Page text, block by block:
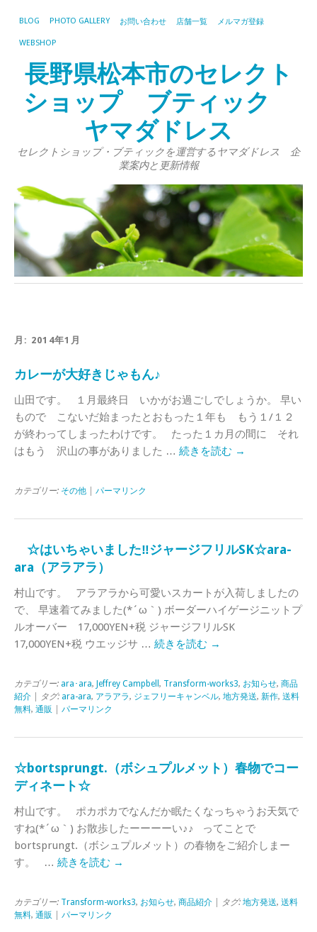
BLOG PHOTO GALLERY お問い合わせ 店舗一覧 メルマガ登録
WEBSHOP
長野県松本市のセレクト
ショップ ブティック
ヤマダドレス
セレクトショップ・ブティックを運営するヤマダドレス 企
業案内と更新情報
月: 2014年1月
カレーが大好きじゃもん♪
山田です。 １月最終日 いかがお過ごしでしょうか。 早い
もので こないだ始まったとおもった１年も もう１/１２
が終わってしまったわけです。 たった１カ月の間に それ
はもう 沢山の事がありました … 続きを読む →
カテゴリー: その他 パーマリンク
☆はいちゃいました‼ジャージフリルSK☆ara-
ara（アラアラ）
村山です。 アラアラから可愛いスカートが入荷しましたの
で、 早速着てみました(*´ω｀) ボーダーハイゲージニットプ
ルオーバー 17,000YEN+税 ジャージフリルSK
17,000YEN+税 ウエッジサ … 続きを読む →
カテゴリー: ara･ara, Jeffrey Campbell , Transform-works3, お知らせ, 商品
紹介 | タグ: ara-ara, アラアラ, ジェフリーキャンベル, 地方発送, 新作, 送料
無料, 通販 パーマリンク
☆bortsprungt.（ボシュプルメット）春物でコー
ディネート☆
村山です。 ポカポカでなんだか眠たくなっちゃうお天気で
すね(*´ω｀) お散歩したーーーーい♪♪ ってことで
bortsprungt.（ボシュプルメット）の春物をご紹介しまー
す。 … 続きを読む →
カテゴリー: Transform-works3, お知らせ, 商品紹介 | タグ: 地方発送, 送料
無料, 通販 パーマリンク